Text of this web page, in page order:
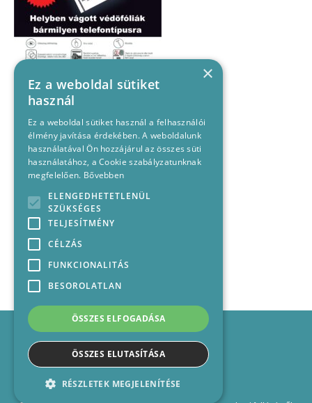
Impresszum
Felhasználási feltételek
Kapcsolat
×
Ez a weboldal sütiket
használ
Ez a weboldal sütiket használ a felhasználói
élmény javítása érdekében. A weboldalunk
használatával Ön hozzájárul az összes süti
használatához, a Cookie szabályzatunknak
megfelelően. Bővebben
ELENGEDHETETLENÜL
SZÜKSÉGES
TELJESÍTMÉNY
CÉLZÁS
FUNKCIONALITÁS
BESOROLATLAN
ÖSSZES ELFOGADÁSA
ÖSSZES ELUTASÍTÁSA
RÉSZLETEK MEGJELENÍTÉSE